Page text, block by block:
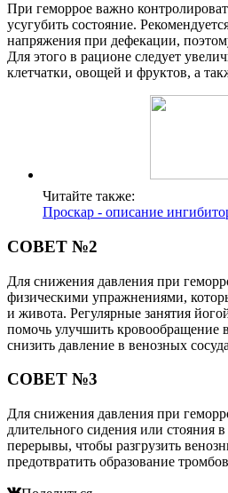
При геморрое важно
усугубить состояние.
напряжения при дефекации,
Для этого в рационе следует
клетчатки, овощей и фруктов, а
Читайте также:
Проскар - описание
СОВЕТ №2
Для снижения давления при
физическими упражнениями,
и живота. Регулярные занятия
помочь улучшить кровообращение
снизить давление в венозных
СОВЕТ №3
Для снижения давления при
длительного сидения или стояния
перерывы, чтобы разгрузить
предотвратить образование